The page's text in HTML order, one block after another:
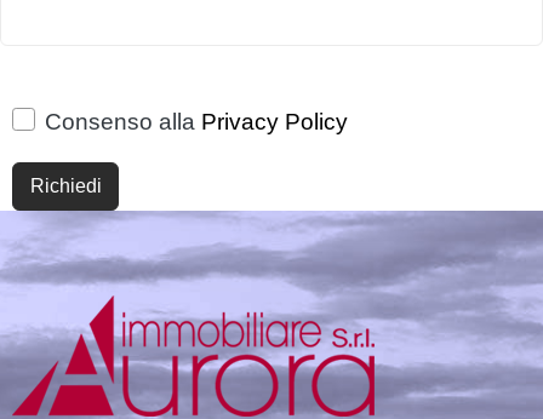
Consenso alla Privacy Policy
Richiedi